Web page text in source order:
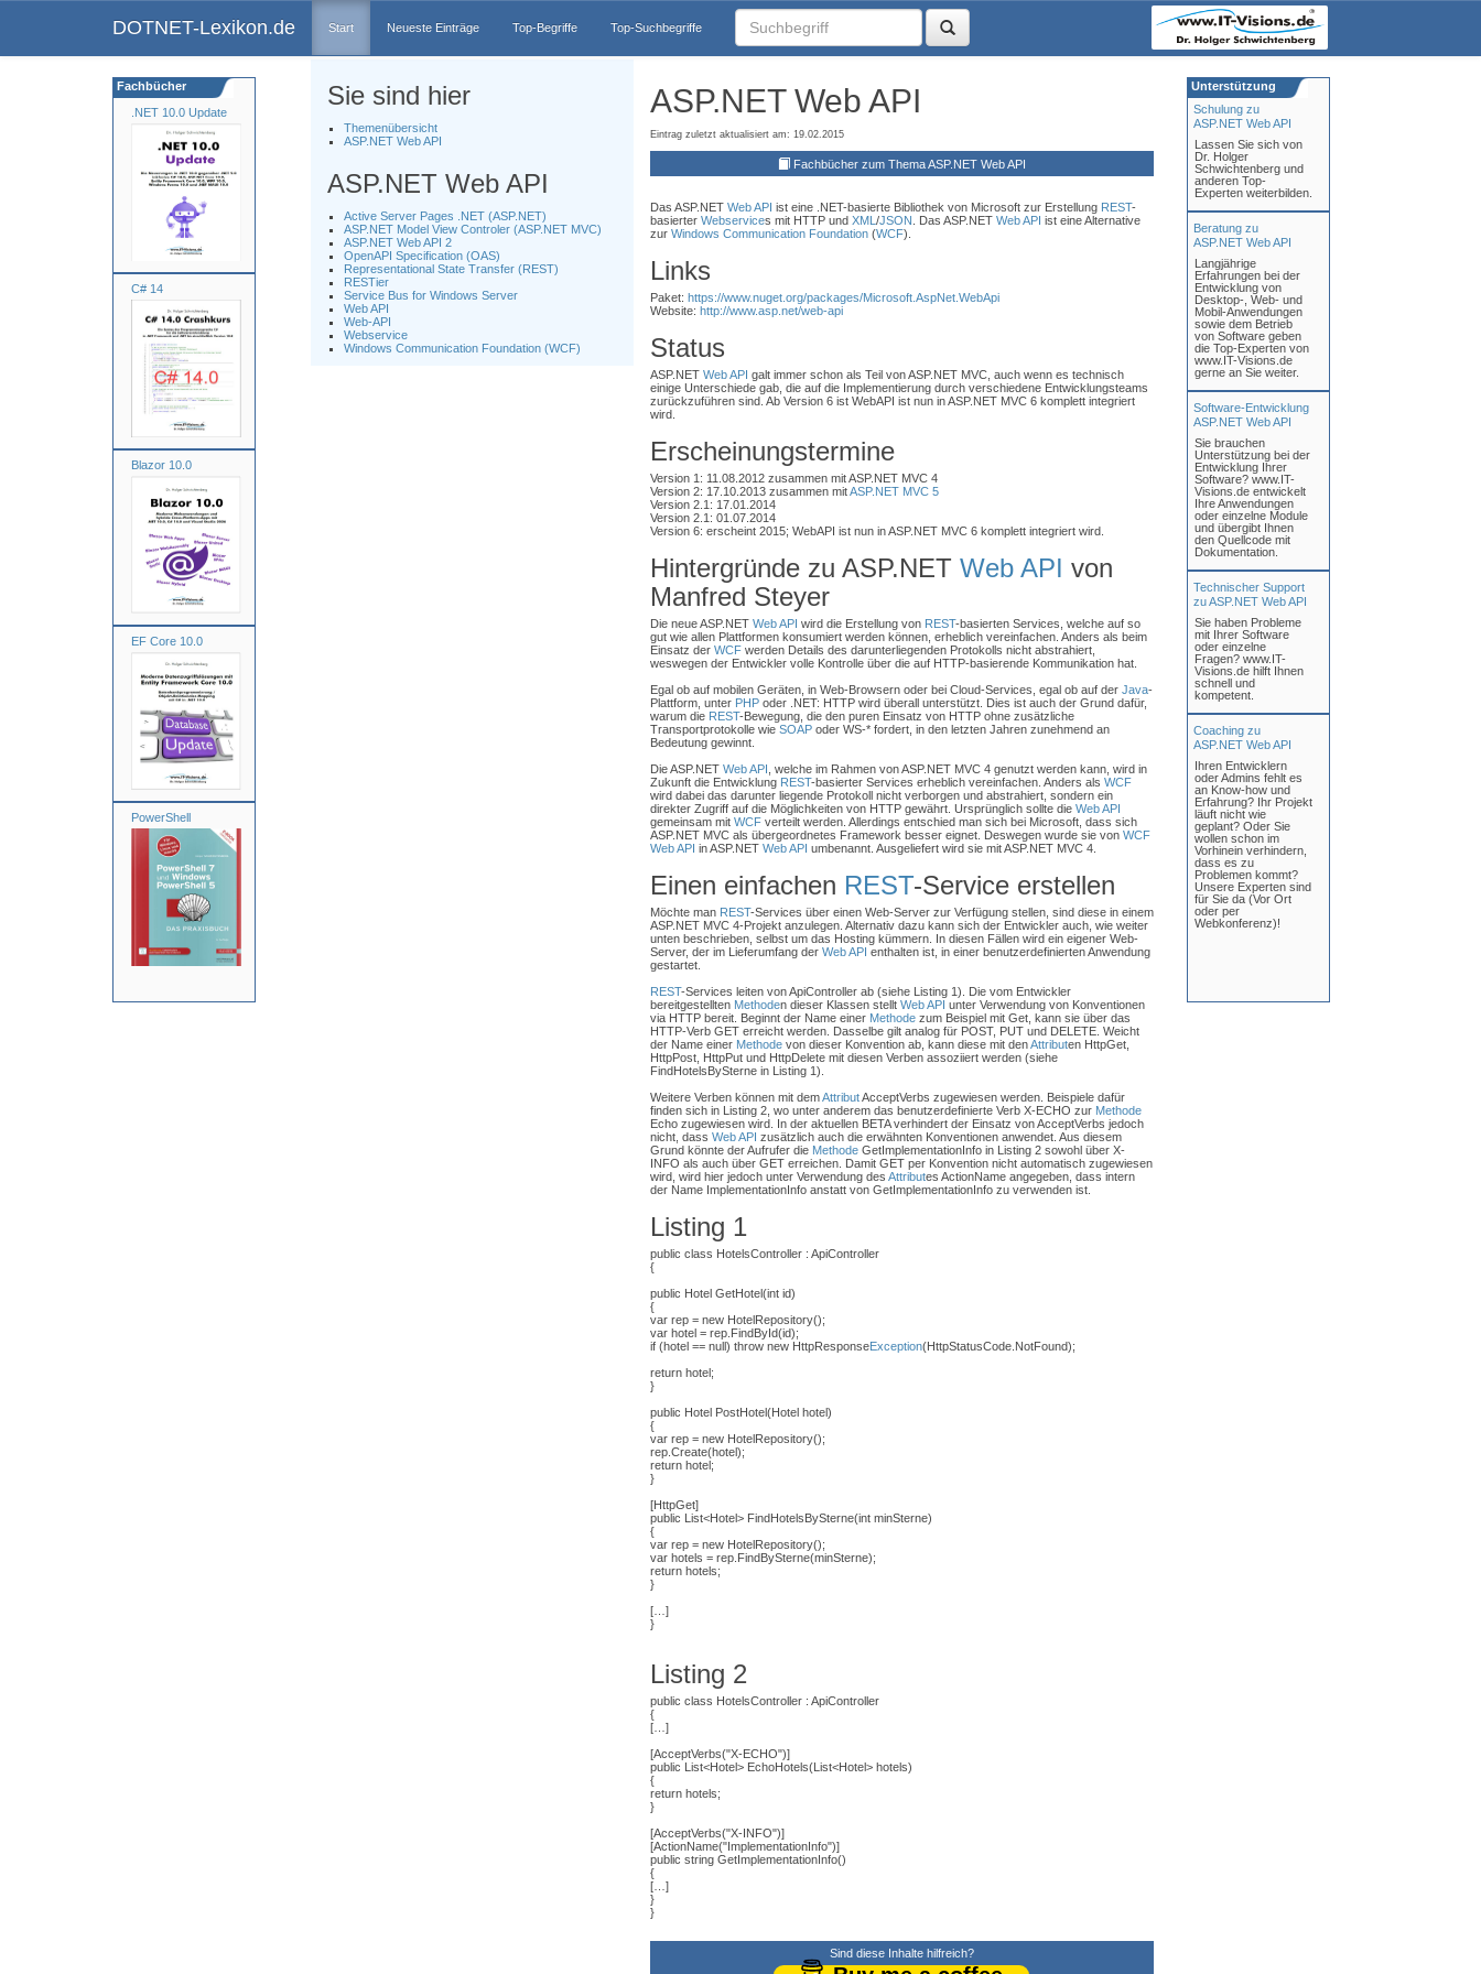
DOTNET-Lexikon.de Start Neueste Einträge Top-Begriffe Top-Suchbegriffe
.NET 10.0 Update
C# 14
Blazor 10.0
EF Core 10.0
PowerShell
Fachbücher Sie sind hier
Themenübersicht
ASP.NET Web API
ASP.NET Web API
Active Server Pages .NET (ASP.NET)
ASP.NET Model View Controler (ASP.NET MVC)
ASP.NET Web API 2
OpenAPI Specification (OAS)
Representational State Transfer (REST)
RESTier
Service Bus for Windows Server
Web API
Web-API
Webservice
Windows Communication Foundation (WCF)
ASP.NET Web API
Eintrag zuletzt aktualisiert am: 19.02.2015
Fachbücher zum Thema ASP.NET Web API
Das ASP.NET Web API ist eine .NET-basierte Bibliothek von Microsoft zur Erstellung REST-
basierter Webservices mit HTTP und XML /JSON . Das ASP.NET Web API ist eine Alternative
zur Windows Communication Foundation(WCF).
Links
Paket: https://www.nuget.org/packages/Microsoft.AspNet.WebApi
Website: http://www.asp.net/web-api
Status
ASP.NET Web API galt immer schon als Teil von ASP.NET MVC, auch wenn es technisch
einige Unterschiede gab, die auf die Implementierung durch verschiedene Entwicklungsteams
zurückzuführen sind. Ab Version 6 ist WebAPI ist nun in ASP.NET MVC 6 komplett integriert
wird.
Erscheinungstermine
Version 1: 11.08.2012 zusammen mit ASP.NET MVC 4
Version 2: 17.10.2013 zusammen mitASP.NET MVC 5
Version 2.1: 17.01.2014
Version 2.1: 01.07.2014
Version 6: erscheint 2015; WebAPI ist nun in ASP.NET MVC 6 komplett integriert wird.
Hintergründe zu ASP.NET Web API von
Manfred Steyer
Die neue ASP.NET Web API wird die Erstellung von REST-basierten Services, welche auf so
gut wie allen Plattformen konsumiert werden können, erheblich vereinfachen. Anders als beim
Einsatz der WCFwerden Details des darunterliegenden Protokolls nicht abstrahiert,
weswegen der Entwickler volle Kontrolle über die auf HTTP-basierende Kommunikation hat.
Egal ob auf mobilen Geräten, in Web-Browsern oder bei Cloud-Services, egal ob auf der Java-
Plattform, unter PHPoder .NET: HTTP wird überall unterstützt. Dies ist auch der Grund dafür,
warum die REST-Bewegung, die den puren Einsatz von HTTP ohne zusätzliche
Transportprotokolle wie SOAPoder WS-* fordert, in den letzten Jahren zunehmend an
Bedeutung gewinnt.
Die ASP.NET Web API , welche im Rahmen von ASP.NET MVC 4 genutzt werden kann, wird in
Zukunft die Entwicklung REST-basierter Services erheblich vereinfachen. Anders als WCF
wird dabei das darunter liegende Protokoll nicht verborgen und abstrahiert, sondern ein
direkter Zugriff auf die Möglichkeiten von HTTP gewährt. Ursprünglich sollte die Web API
gemeinsam mit WCFverteilt werden. Allerdings entschied man sich bei Microsoft, dass sich
ASP.NET MVC als übergeordnetes Framework besser eignet. Deswegen wurde sie von WCF
Web API in ASP.NET Web API umbenannt. Ausgeliefert wird sie mit ASP.NET MVC 4.
Einen einfachen REST-Service erstellen
Möchte man REST-Services über einen Web-Server zur Verfügung stellen, sind diese in einem
ASP.NET MVC 4-Projekt anzulegen. Alternativ dazu kann sich der Entwickler auch, wie weiter
unten beschrieben, selbst um das Hosting kümmern. In diesen Fällen wird ein eigener Web-
Server, der im Lieferumfang der Web API enthalten ist, in einer benutzerdefinierten Anwendung
gestartet.
REST-Services leiten von ApiController ab (siehe Listing 1). Die vom Entwickler
bereitgestellten Methoden dieser Klassen stellt Web API unter Verwendung von Konventionen
via HTTP bereit. Beginnt der Name einer Methodezum Beispiel mit Get, kann sie über das
HTTP-Verb GET erreicht werden. Dasselbe gilt analog für POST, PUT und DELETE. Weicht
der Name einer Methodevon dieser Konvention ab, kann diese mit denAttributen HttpGet,
HttpPost, HttpPut und HttpDelete mit diesen Verben assoziiert werden (siehe
FindHotelsBySterne in Listing 1).
Weitere Verben können mit demAttributAcceptVerbs zugewiesen werden. Beispiele dafür
finden sich in Listing 2, wo unter anderem das benutzerdefinierte Verb X-ECHO zur Methode
Echo zugewiesen wird. In der aktuellen BETA verhindert der Einsatz von AcceptVerbs jedoch
nicht, dass Web API zusätzlich auch die erwähnten Konventionen anwendet. Aus diesem
Grund könnte der Aufrufer die MethodeGetImplementationInfo in Listing 2 sowohl über X-
INFO als auch über GET erreichen. Damit GET per Konvention nicht automatisch zugewiesen
wird, wird hier jedoch unter Verwendung des Attributes ActionName angegeben, dass intern
der Name ImplementationInfo anstatt von GetImplementationInfo zu verwenden ist.
Listing 1
public class HotelsController : ApiController
{
public Hotel GetHotel(int id)
{
var rep = new HotelRepository();
var hotel = rep.FindById(id);
if (hotel == null) throw new HttpResponseException(HttpStatusCode.NotFound);
return hotel;
}
public Hotel PostHotel(Hotel hotel)
{
var rep = new HotelRepository();
rep.Create(hotel);
return hotel;
}
[HttpGet]
public List<Hotel> FindHotelsBySterne(int minSterne)
{
var rep = new HotelRepository();
var hotels = rep.FindBySterne(minSterne);
return hotels;
}
[…]
}
Listing 2
public class HotelsController : ApiController
{
[…]
[AcceptVerbs("X-ECHO")]
public List<Hotel> EchoHotels(List<Hotel> hotels)
{
return hotels;
}
[AcceptVerbs("X-INFO")]
[ActionName("ImplementationInfo")]
public string GetImplementationInfo()
{
[…]
}
}
Sind diese Inhalte hilfreich?
Schulung zu
ASP.NET Web API
Lassen Sie sich von
Dr. Holger
Schwichtenberg und
anderen Top-
Experten weiterbilden.
Beratung zu
ASP.NET Web API
Langjährige
Erfahrungen bei der
Entwicklung von
Desktop-, Web- und
Mobil-Anwendungen
sowie dem Betrieb
von Software geben
die Top-Experten von
www.IT-Visions.de
gerne an Sie weiter.
Software-Entwicklung
ASP.NET Web API
Sie brauchen
Unterstützung bei der
Entwicklung Ihrer
Software? www.IT-
Visions.de entwickelt
Ihre Anwendungen
oder einzelne Module
und übergibt Ihnen
den Quellcode mit
Dokumentation.
Technischer Support
zu ASP.NET Web API
Sie haben Probleme
mit Ihrer Software
oder einzelne
Fragen? www.IT-
Visions.de hilft Ihnen
schnell und
kompetent.
Coaching zu
ASP.NET Web API
Ihren Entwicklern
oder Admins fehlt es
an Know-how und
Erfahrung? Ihr Projekt
läuft nicht wie
geplant? Oder Sie
wollen schon im
Vorhinein verhindern,
dass es zu
Problemen kommt?
Unsere Experten sind
für Sie da (Vor Ort
oder per
Webkonferenz)!
Unterstützung